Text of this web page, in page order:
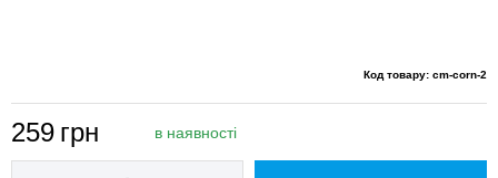
Код товару: cm-corn-2
259 грн в наявності